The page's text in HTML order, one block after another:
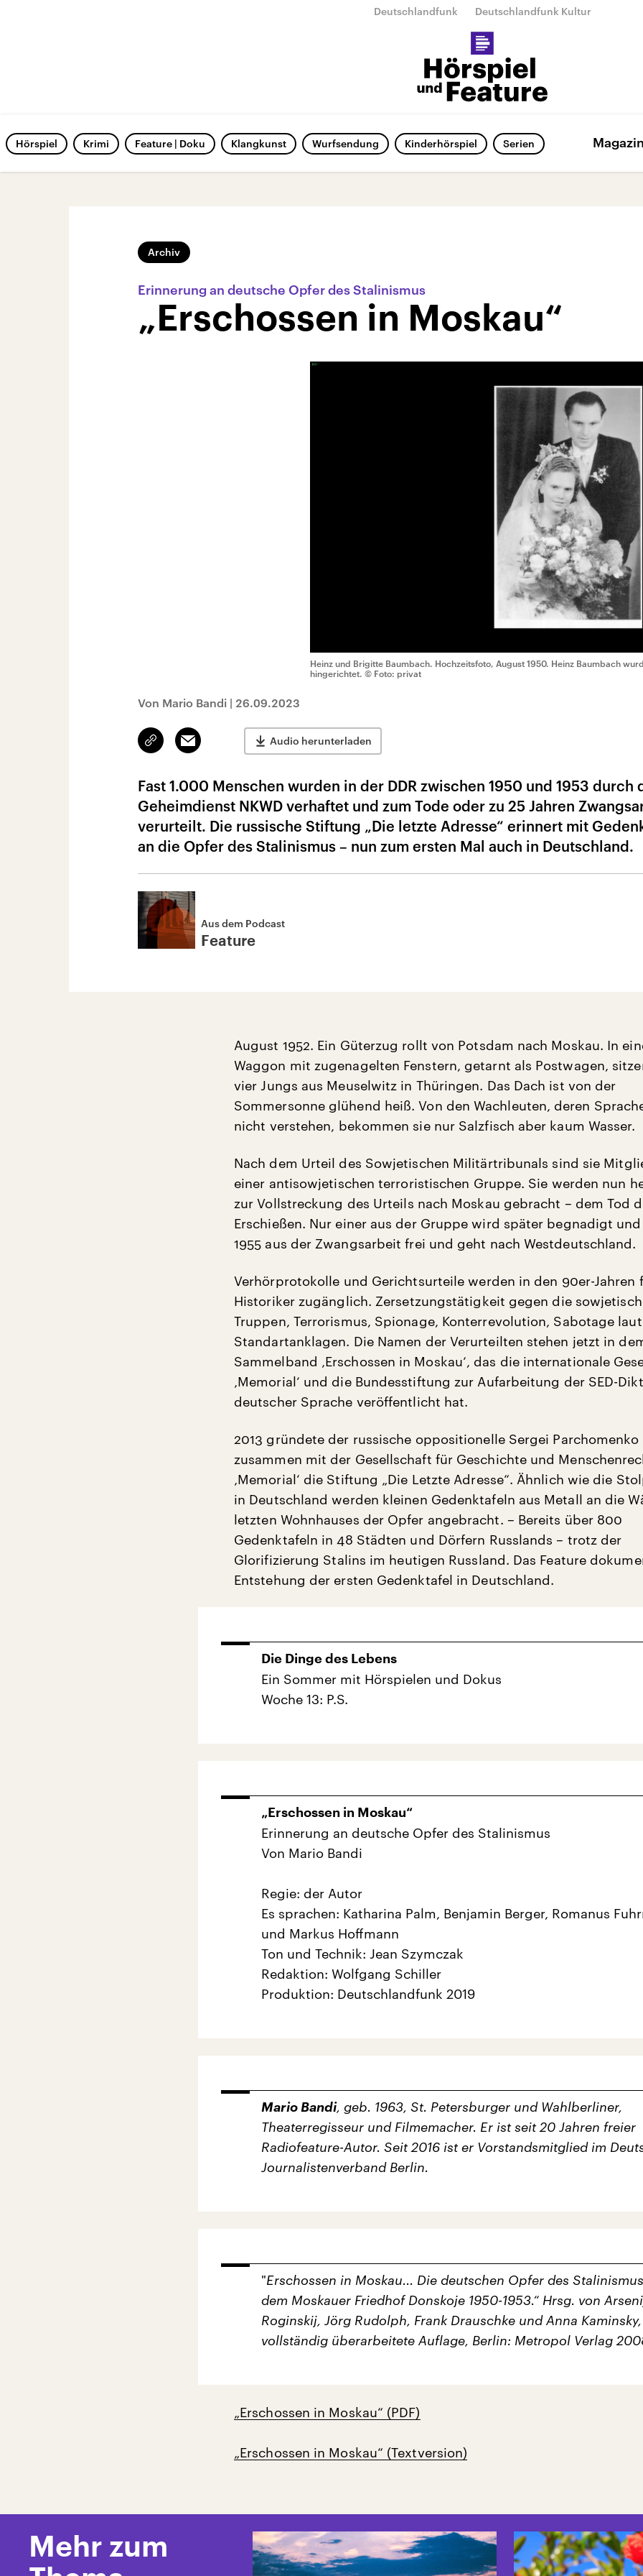
Deutschlandfunk Deutschlandfunk Kultur
Hörspiel Krimi Feature | Doku Klangkunst Wurfsendung Kinderhörspiel Serien Magazin
Archiv
Erinnerung an deutsche Opfer des Stalinismus
„Erschossen in Moskau“
Heinz und Brigitte Baumbach. Hochzeitsfoto, August 1950. Heinz Baumbach
hingerichtet. © Foto: privat
Von Mario Bandi | 26.09.2023
Link
kopieren/teilen
Email Audio herunterladen
Fast 1.000 Menschen wurden in der DDR zwischen 1950 und 1953 durch
Geheimdienst NKWD verhaftet und zum Tode oder zu 25 Jahren
verurteilt. Die russische Stiftung „Die letzte Adresse“ erinnert mit
an die Opfer des Stalinismus – nun zum ersten Mal auch in Deutschland.
Aus dem Podcast
Feature
August 1952. Ein Güterzug rollt von Potsdam nach Moskau. In
Waggon mit zugenagelten Fenstern, getarnt als Postwagen,
vier Jungs aus Meuselwitz in Thüringen. Das Dach ist von der
Sommersonne glühend heiß. Von den Wachleuten, deren
nicht verstehen, bekommen sie nur Salzfisch aber kaum Wasser.
Nach dem Urteil des Sowjetischen Militärtribunals sind sie
einer antisowjetischen terroristischen Gruppe. Sie werden nun
zur Vollstreckung des Urteils nach Moskau gebracht – dem Tod
Erschießen. Nur einer aus der Gruppe wird später begnadigt
1955 aus der Zwangsarbeit frei und geht nach Westdeutschland.
Verhörprotokolle und Gerichtsurteile werden in den 90er-Jahren
Historiker zugänglich. Zersetzungstätigkeit gegen die
Truppen, Terrorismus, Spionage, Konterrevolution, Sabotage
Standartanklagen. Die Namen der Verurteilten stehen jetzt in
Sammelband ‚Erschossen in Moskau‘, das die internationale
‚Memorial‘ und die Bundesstiftung zur Aufarbeitung der SED-
deutscher Sprache veröffentlicht hat.
2013 gründete der russische oppositionelle Sergei Parchomenko
zusammen mit der Gesellschaft für Geschichte und
‚Memorial‘ die Stiftung „Die Letzte Adresse“. Ähnlich wie die
in Deutschland werden kleinen Gedenktafeln aus Metall an die
letzten Wohnhauses der Opfer angebracht. – Bereits über 800
Gedenktafeln in 48 Städten und Dörfern Russlands – trotz der
Glorifizierung Stalins im heutigen Russland. Das Feature
Entstehung der ersten Gedenktafel in Deutschland.
Die Dinge des Lebens
Ein Sommer mit Hörspielen und Dokus
Woche 13: P.S.
„Erschossen in Moskau“
Erinnerung an deutsche Opfer des Stalinismus
Von Mario Bandi
Regie: der Autor
Es sprachen: Katharina Palm, Benjamin Berger, Romanus
und Markus Hoffmann
Ton und Technik: Jean Szymczak
Redaktion: Wolfgang Schiller
Produktion: Deutschlandfunk 2019
Mario Bandi, geb. 1963, St. Petersburger und Wahlberliner,
Theaterregisseur und Filmemacher. Er ist seit 20 Jahren freier
Radiofeature-Autor. Seit 2016 ist er Vorstandsmitglied im
Journalistenverband Berlin.
"Erschossen in Moskau... Die deutschen Opfer des
dem Moskauer Friedhof Donskoje 1950-1953.“ Hrsg. von
Roginskij, Jörg Rudolph, Frank Drauschke und Anna
vollständig überarbeitete Auflage, Berlin: Metropol Verlag
„Erschossen in Moskau“ (PDF)
„Erschossen in Moskau“ (Textversion)
Mehr zum